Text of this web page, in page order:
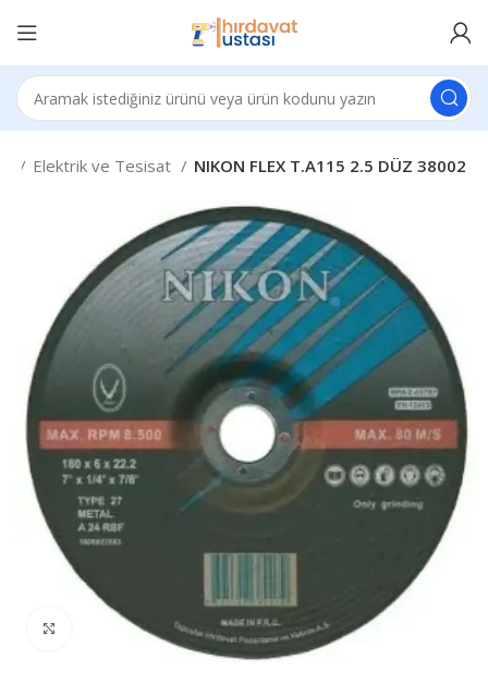
Elektrik ve Tesisat NIKON FLEX T.A115 2.5 DÜZ 38002
Click to enlarge